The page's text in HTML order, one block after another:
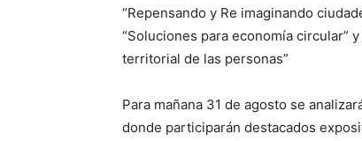
“Repensando y Re imaginando
“Soluciones para economía circular”
territorial de las personas”
Para mañana 31 de agosto se
donde participarán destacados